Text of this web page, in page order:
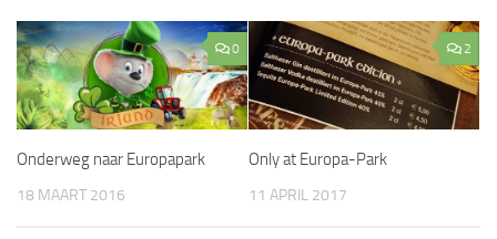
0
Onderweg naar Europapark
18 MAART 2016
2
Only at Europa-Park
11 APRIL 2017